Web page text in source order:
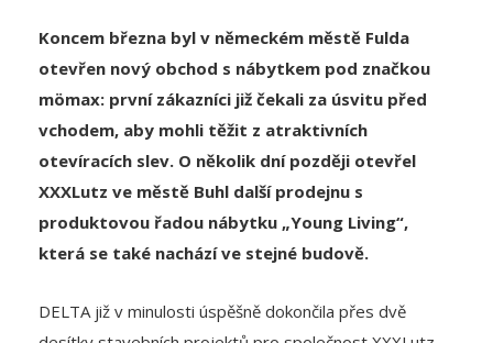
mömax: první zákazníci již čekali za úsvitu před
vchodem, aby mohli těžit z atraktivních
otevíracích slev. O několik dní později otevřel
XXXLutz ve městě Buhl další prodejnu s
produktovou řadou nábytku „Young Living“,
která se také nachází ve stejné budově.
DELTA již v minulosti úspěšně dokončila přes dvě
proto byla pro expanzi značky v Německu opět